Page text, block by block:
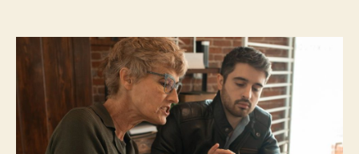
Coaching?
Inilah
Tujuan,
Manfaat,
dan
6
Prinsip